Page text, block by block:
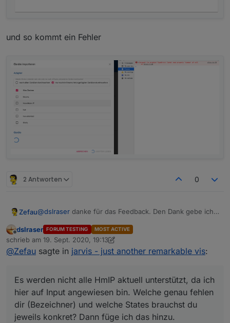
und so kommt ein Fehler
2 Antworten 0
Zefau@dslraser danke für das Feedback. Den Dank gebe ich
Feedback gegebenen hat.
Es werden nicht alle HmIP aktuell unterstützt, da ich hier
auf Input angewiesen bin. Welche genau fehlen dir
(Bezeichner) und welche States brauchst du jeweils
Siehe
prc.js#L38
Offline
dslraser FORUM TESTING MOST ACTIVE
schrieb am 19. Sept. 2020, 19:13
zuletzt editiert von dslraser
@Zefau sagte in jarvis - just another remarkable vis:
Es werden nicht alle HmIP aktuell unterstützt, da ich
hier auf Input angewiesen bin. Welche genau fehlen
dir (Bezeichner) und welche States brauchst du
jeweils konkret? Dann füge ich das hinzu.